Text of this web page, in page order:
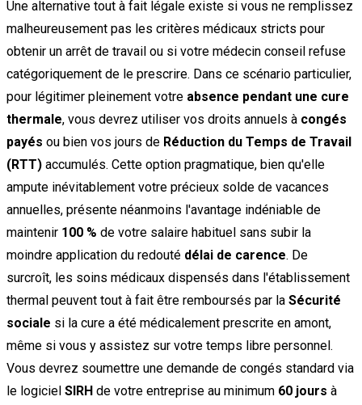
Une alternative tout à fait légale existe si vous ne remplissez
malheureusement pas les critères médicaux stricts pour
obtenir un arrêt de travail ou si votre médecin conseil refuse
catégoriquement de le prescrire. Dans ce scénario particulier,
pour légitimer pleinement votre absence pendant une cure
thermale, vous devrez utiliser vos droits annuels à congés
payés ou bien vos jours de Réduction du Temps de Travail
(RTT) accumulés. Cette option pragmatique, bien qu'elle
ampute inévitablement votre précieux solde de vacances
annuelles, présente néanmoins l'avantage indéniable de
maintenir 100 % de votre salaire habituel sans subir la
moindre application du redouté délai de carence. De
surcroît, les soins médicaux dispensés dans l'établissement
thermal peuvent tout à fait être remboursés par la Sécurité
sociale si la cure a été médicalement prescrite en amont,
même si vous y assistez sur votre temps libre personnel.
Vous devrez soumettre une demande de congés standard via
le logiciel SIRH de votre entreprise au minimum 60 jours à